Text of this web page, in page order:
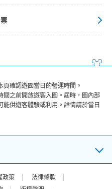
確認遊園當日的營運時間。
間之前開放遊客入園。屆時，園內部
供遊客體驗或利用。詳情請於當日
政策
法律條款